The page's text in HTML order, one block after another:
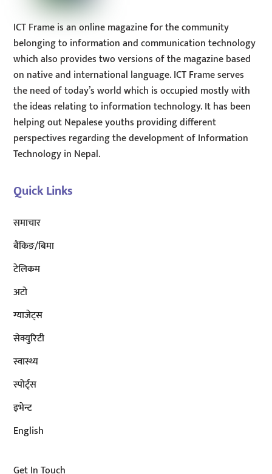
ICT Frame is an online magazine for the community
belonging to information and communication technology
which also provides two versions of the magazine based
on native and international language. ICT Frame serves
the need of today’s world which is occupied mostly with
the ideas relating to information technology. It has been
helping out Nepalese youths providing different
perspectives regarding the development of Information
Technology in Nepal.
Quick Links
समाचार
बैंकिङ/बिमा
टेलिकम
अटाे
ग्याजेट्स
सेक्युरिटी
स्वास्थ्य
स्पोर्ट्स
इभेन्ट
English
Get In Touch